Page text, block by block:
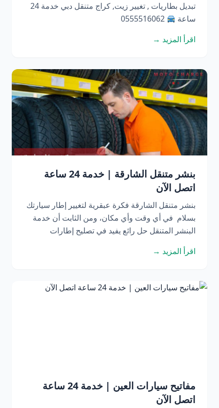
تبديل بطاريات , تغيير زيت, كراج متنقل دبي خدمة 24
ساعة
0555516062
اقرأ المزيد →
بنشر متنقل الشارقة | خدمة 24 ساعة
اتصل الآن
بنشر متنقل الشارقة فكرة عبقرية لتغيير إطار سيارتك
بسلام في أي وقت وأي مكان، ومن الثابت أن خدمة
البنشر المتنقل حل رائع يفيد في تصليح إطارات
اقرأ المزيد →
مفاتيح سيارات العين | خدمة 24 ساعة
اتصل الآن